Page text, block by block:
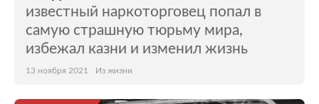
известный наркоторговец попал в
самую страшную тюрьму мира,
избежал казни и изменил жизнь
13 ноября 2021 Из жизни